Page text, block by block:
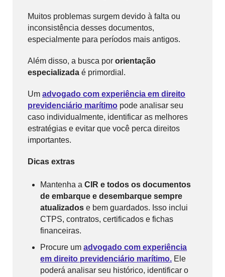
Muitos problemas surgem devido à falta ou
inconsistência desses documentos,
especialmente para períodos mais antigos.
Além disso, a busca por orientação
especializada é primordial.
Um advogado com experiência em direito
previdenciário marítimo pode analisar seu
caso individualmente, identificar as melhores
estratégias e evitar que você perca direitos
importantes.
Dicas extras
Mantenha a CIR e todos os documentos
de embarque e desembarque sempre
atualizados e bem guardados. Isso inclui
CTPS, contratos, certificados e fichas
financeiras.
Procure um advogado com experiência
em direito previdenciário marítimo. Ele
poderá analisar seu histórico, identificar o